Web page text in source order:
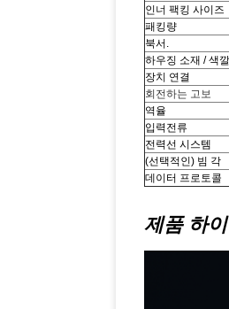
인너 팩킹 사이즈
패킹량
북서.
하우징 소재 / 색깔
장치 연결
회전하는 고보
역율
입력전류
전력선 시스템
(선택적인) 빔 각
데이터 프로토콜
제품 하